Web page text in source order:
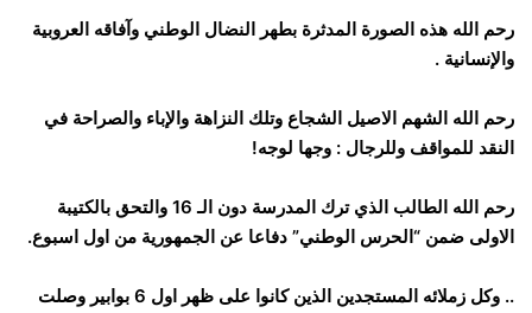
رحم الله هذه الصورة المدثرة بطهر النضال الوطني وآفاقه العروبية
والإنسانية .
رحم الله الشهم الاصيل الشجاع وتلك النزاهة والإباء والصراحة في
النقد للمواقف وللرجال : وجها لوجه!
رحم الله الطالب الذي ترك المدرسة دون الـ 16 والتحق بالكتيبة
الاولى ضمن “الحرس الوطني” دفاعا عن الجمهورية من اول اسبوع.
.. وكل زملائه المستجدين الذين كانوا على ظهر اول 6 بوابير وصلت